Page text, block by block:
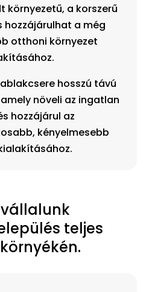
környezetű, a korszerű
hozzájárulhat a még
otthoni környezet
hosszú távú
növeli az ingatlan
hozzájárul az
kényelmesebb
teljes